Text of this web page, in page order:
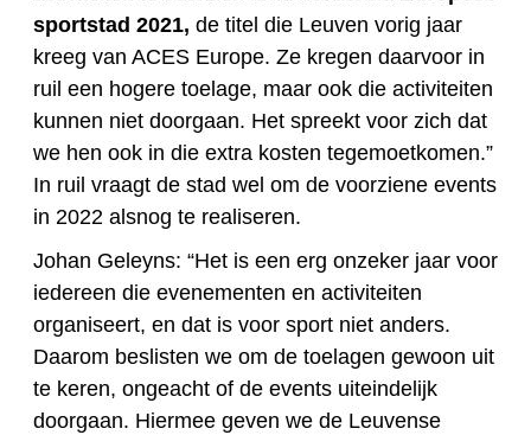
sportstad 2021, de titel die Leuven vorig jaar
kreeg van ACES Europe. Ze kregen daarvoor in
ruil een hogere toelage, maar ook die activiteiten
kunnen niet doorgaan. Het spreekt voor zich dat
we hen ook in die extra kosten tegemoetkomen.”
In ruil vraagt de stad wel om de voorziene events
in 2022 alsnog te realiseren.
Johan Geleyns: “Het is een erg onzeker jaar voor
iedereen die evenementen en activiteiten
organiseert, en dat is voor sport niet anders.
Daarom beslisten we om de toelagen gewoon uit
te keren, ongeacht of de events uiteindelijk
doorgaan. Hiermee geven we de Leuvense